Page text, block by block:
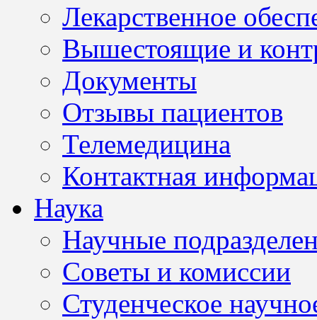
Лекарственное
Вышестоящие и
Документы
Отзывы пациентов
Телемедицина
Контактная
Наука
Научные
Советы и комиссии
Студенческое